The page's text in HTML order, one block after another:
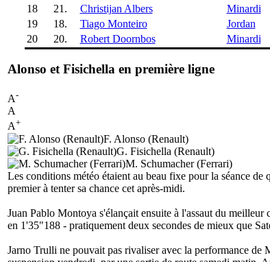
18
21. Christijan Albers Minardi
19
18. Tiago Monteiro Jordan
20
20. Robert Doornbos Minardi
Alonso et Fisichella en première ligne
A-
A
A+
F. Alonso (Renault)
G. Fisichella (Renault)
M. Schumacher (Ferrari)
Les conditions météo étaient au beau fixe pour la séance
premier à tenter sa chance cet après-midi.
Juan Pablo Montoya s'élançait ensuite à l'assaut du
en 1'35"188 - pratiquement deux secondes de mieux que
Jarno Trulli ne pouvait pas rivaliser avec la performance